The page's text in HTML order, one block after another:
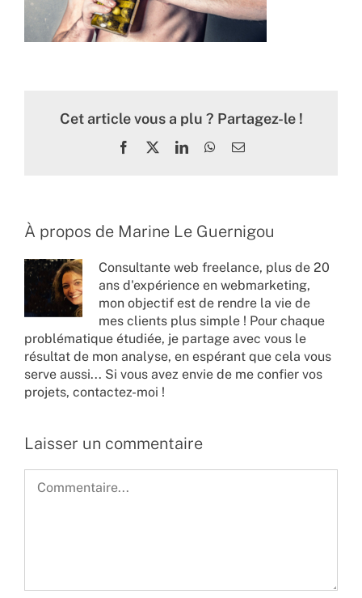
Cet article vous a plu ? Partagez-le !
Facebook LinkedInWhatsApp
Email
À propos de Marine Le Guernigou
Consultante web freelance, plus de 20
ans d'expérience en webmarketing,
mon objectif est de rendre la vie de
mes clients plus simple ! Pour chaque
problématique étudiée, je partage avec vous le
résultat de mon analyse, en espérant que cela vous
serve aussi... Si vous avez envie de me confier vos
projets, contactez-moi !
Laisser un commentaire